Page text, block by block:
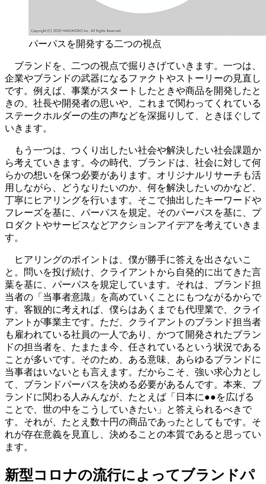
パーパスを開発する二つの視点
ブランドを、二つの視点で掘りさげていきます。一つは、
企業やブランドの武器になるファクトやストーリーの見直し
です。例えば、事業がスタートしたときや商品を開発したと
きの、社長や開発者の思いや、これまで関わってくれている
ステークホルダーの生の声などを深掘りして、ときほぐして
いきます。
もう一つは、つくり出したい社会や解決したい社会課題か
ら考えていきます。今の時代、ブランドは、社会に対して何
らかの想いを保つ必要があります。オリジナルリサーチも活
用しながら、どうなりたいのか、何を解決したいのかなど、
丁寧にヒアリングを行います。そこで抽出したキーワードや
フレーズを基に、パーパスを規定。そのパーパスを基に、プ
ロダクトやサービスなどアクションアイデアを考えていきま
す。
ヒアリングのポイントは、僕が勝手に答えを出さないこ
と。問いを投げ続け、クライアントから自発的に出てきた言
葉を基に、パーパスを規定しています。それは、ブランド担
当者の「当事者意識」を高めていくことにもつながるからで
す。客観的に考えれば、僕らはあくまでも代理業で、クライ
アントが事業主です。ただ、クライアントのブランド担当者
も雇われている社員の一人であり、かつて開発されたブラン
ドの担当者を、たまたま今、任されているという状況である
ことが多いです。そのため、ある意味、あらゆるブランドに
当事者はいないとも言えます。だからこそ、強い求心力とし
て、ブランドパーパスを決める必要があるんです。本来、ブ
ランドに関わる人みんなが、たとえば「日本に●●を広げる
ことで、世の中をこうしていきたい」と答えられるべきで
す。それが、たとえ数十円の商品であったとしてもです。そ
れが存在意義を見直し、決めることの本質であると思ってい
ます。
新型コロナの流行によってブランドパ